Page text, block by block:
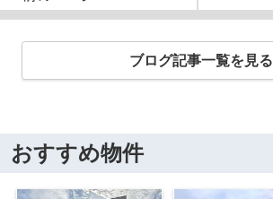
ブログ記事一覧を見る
おすすめ物件